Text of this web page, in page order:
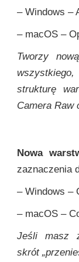
– Windows –
– macOS –
Tworzy
strukturę
Camera Raw
Nowa
zaznaczenia
– Windows –
– macOS –
Jeśli masz
skrót